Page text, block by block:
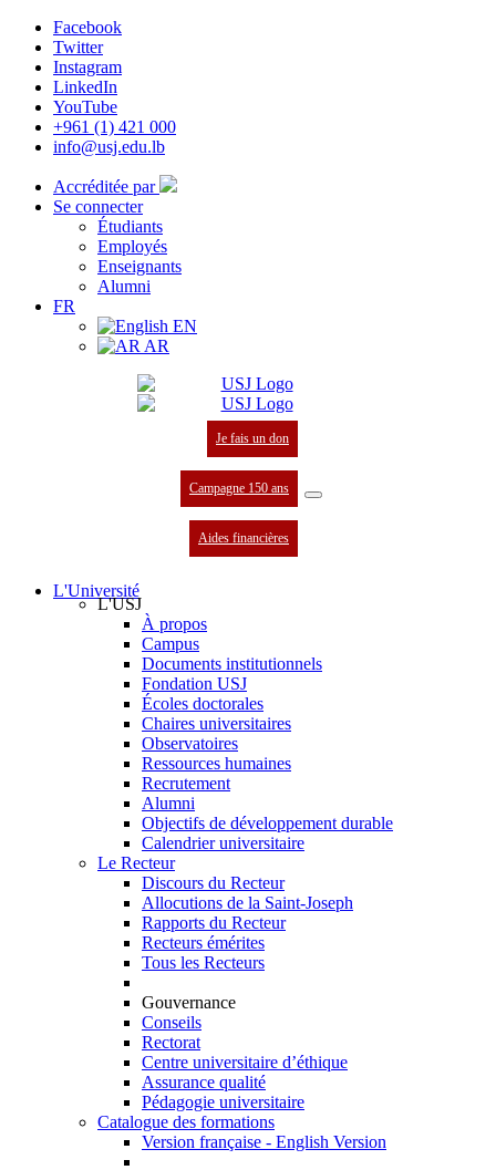
Facebook
Twitter
Instagram
LinkedIn
YouTube
+961 (1) 421 000
info@usj.edu.lb
Accréditée par
Se connecter
Étudiants
Employés
Enseignants
Alumni
FR
EN
AR
Je fais un don
Campagne 150 ans
Aides financières
L'Université
L'USJ
À propos
Campus
Documents institutionnels
Fondation USJ
Écoles doctorales
Chaires universitaires
Observatoires
Ressources humaines
Recrutement
Alumni
Objectifs de développement durable
Calendrier universitaire
Le Recteur
Discours du Recteur
Allocutions de la Saint-Joseph
Rapports du Recteur
Recteurs émérites
Tous les Recteurs
Gouvernance
Conseils
Rectorat
Centre universitaire d’éthique
Assurance qualité
Pédagogie universitaire
Catalogue des formations
Version française - English Version